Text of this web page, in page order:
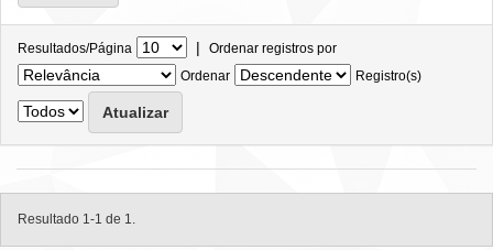
Resultados/Página | Ordenar registros por
Ordenar
Registro(s)
Resultado 1-1 de 1.